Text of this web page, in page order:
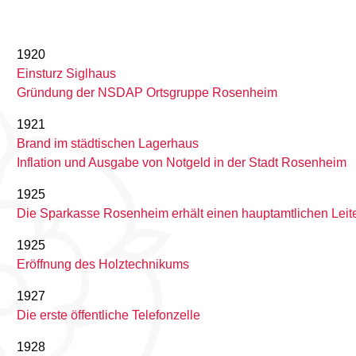
1920
Einsturz Siglhaus
Gründung der NSDAP Ortsgruppe Rosenheim
1921
Brand im städtischen Lagerhaus
Inflation und Ausgabe von Notgeld in der Stadt Rosenheim
1925
Die Sparkasse Rosenheim erhält einen hauptamtlichen
1925
Eröffnung des Holztechnikums
1927
Die erste öffentliche Telefonzelle
1928